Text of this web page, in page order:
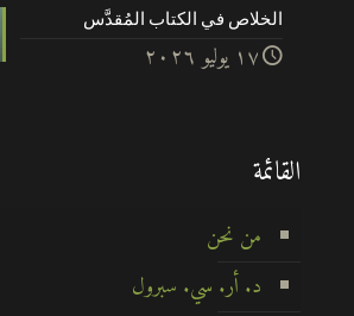
الخلاص في الكتاب المُقدَّس
۱۷ يوليو ۲۰۲٦
القائمة
من نحن
د. أر. سي. سبرول